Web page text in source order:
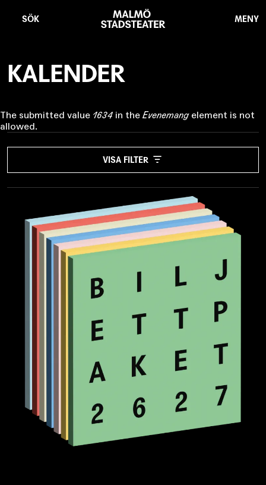
SÖK
Stadsteater
MENY
KALENDER
Felmeddelande
The submitted value 1634in the Evenemangelement is not
allowed.
- Ingen -
PLATS
DATUM
VISA FLER FILTER
VISA FILTER